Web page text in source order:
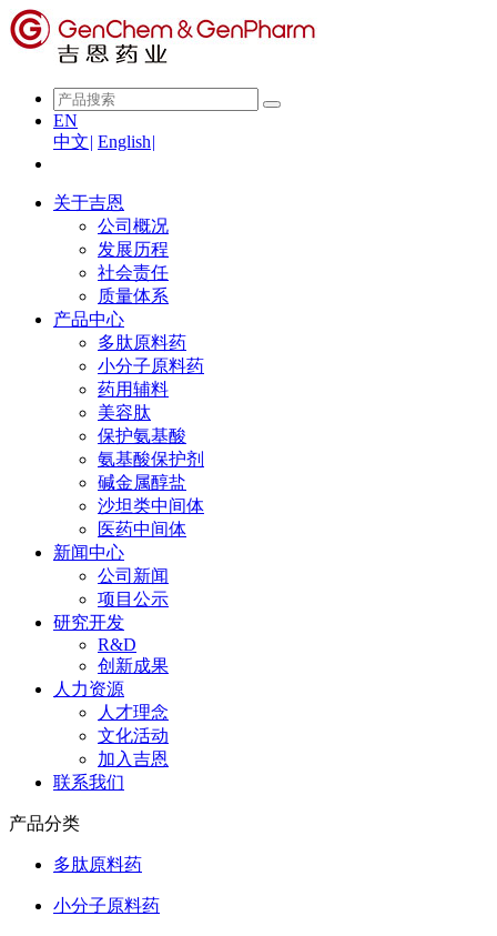
EN
中文| English|
关于吉恩
公司概况
发展历程
社会责任
质量体系
产品中心
多肽原料药
小分子原料药
药用辅料
美容肽
保护氨基酸
氨基酸保护剂
碱金属醇盐
沙坦类中间体
医药中间体
新闻中心
公司新闻
项目公示
研究开发
R&D
创新成果
人力资源
人才理念
文化活动
加入吉恩
联系我们
产品分类
多肽原料药
小分子原料药